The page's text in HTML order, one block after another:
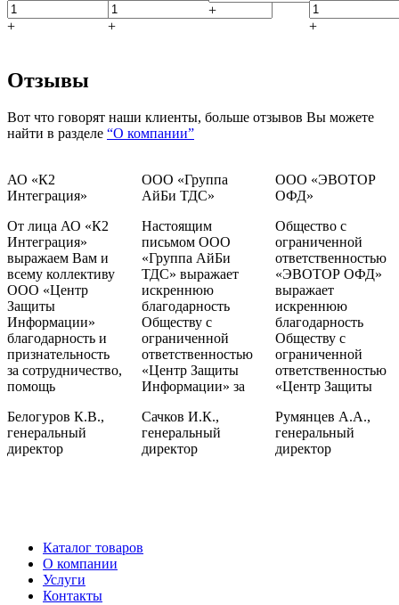
+ +
+
+
Отзывы
Вот что говорят наши клиенты, больше отзывов Вы можете
найти в разделе “О компании”
АО «К2
Интеграция»
От лица АО «К2
Интеграция»
выражаем Вам и
всему коллективу
ООО «Центр
Защиты
Информации»
благодарность и
признательность
за сотрудничество,
помощь
Белогуров К.В.,
генеральный
директор
ООО «Группа
АйБи ТДС»
Настоящим
письмом ООО
«Группа АйБи
ТДС» выражает
искреннюю
благодарность
Обществу с
ограниченной
ответственностью
«Центр Защиты
Информации» за
Сачков И.К.,
генеральный
директор
ООО «ЭВОТОР
ОФД»
Общество с
ограниченной
ответственностью
«ЭВОТОР ОФД»
выражает
искреннюю
благодарность
Обществу с
ограниченной
ответственностью
«Центр Защиты
Румянцев А.А.,
генеральный
директор
Каталог товаров
О компании
Услуги
Контакты